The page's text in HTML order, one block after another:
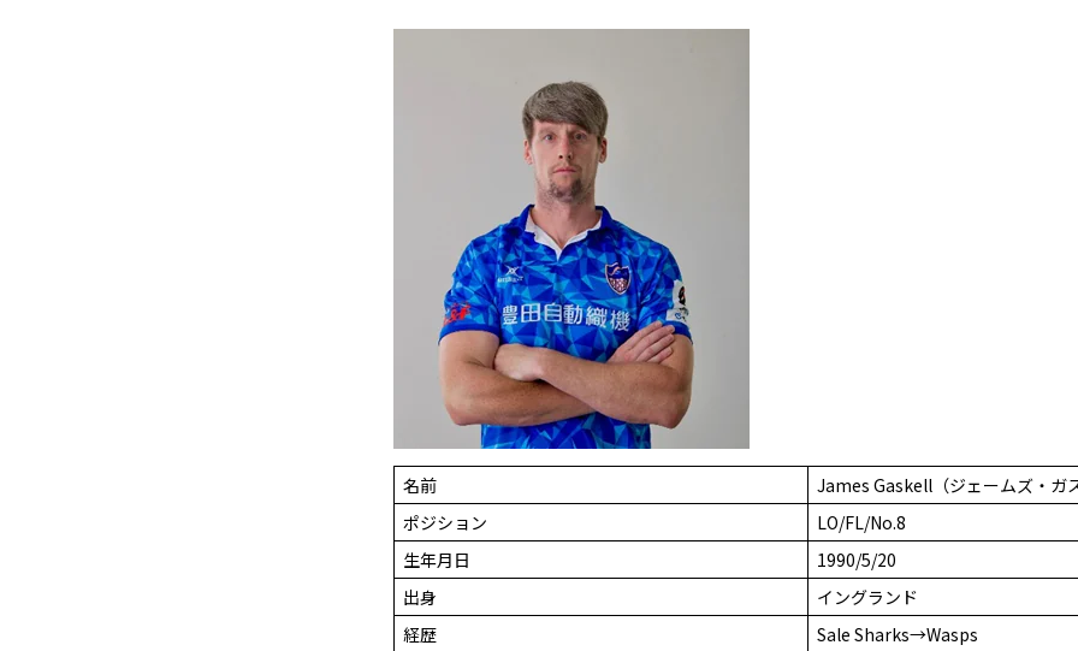
名前
James Gaskell（ジェームズ・ガス
ポジション
LO/FL/No.8
生年月日
1990/5/20
出身
イングランド
経歴
Sale Sharks→Wasps